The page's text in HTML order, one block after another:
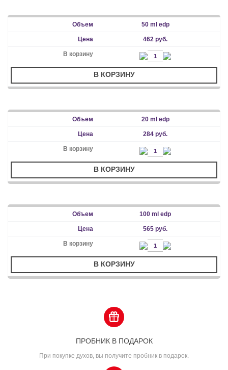
50 ml edp
462 руб.
В КОРЗИНУ
20 ml edp
284 руб.
В КОРЗИНУ
100 ml edp
565 руб.
В КОРЗИНУ
ПРОБНИК В ПОДАРОК
При покупке духов, вы получите пробник в подарок.